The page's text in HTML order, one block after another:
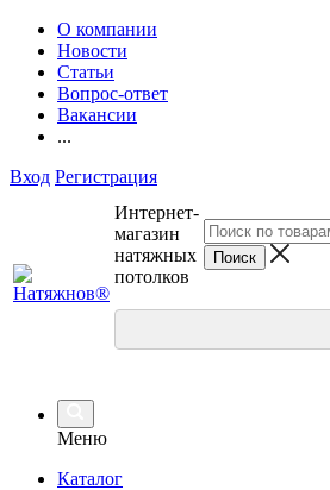
О компании
Новости
Статьи
Вопрос-ответ
Вакансии
...
Вход Регистрация
Интернет-
магазин
натяжных
потолков
Меню
Каталог